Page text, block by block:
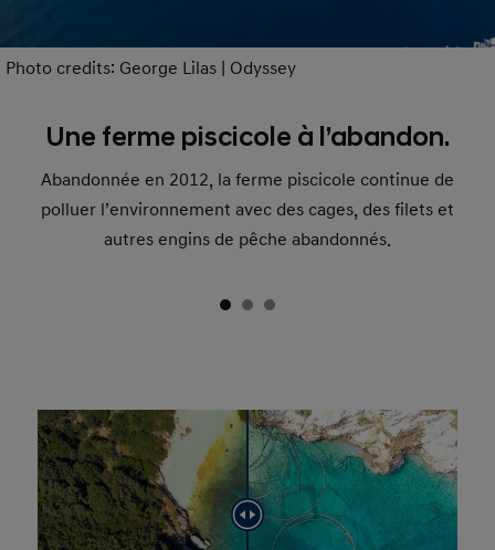
Photo credits: George Lilas | Odyssey
Une ferme piscicole à l’abandon.
Abandonnée en 2012, la ferme piscicole continue de
polluer l’environnement avec des cages, des filets et
autres engins de pêche abandonnés.